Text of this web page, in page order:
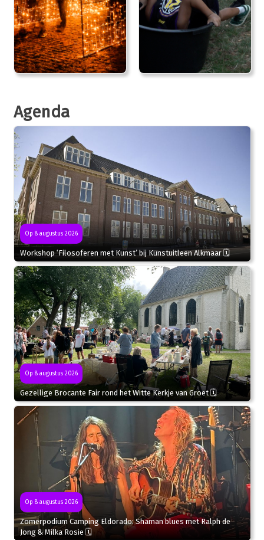
Agenda
Op 8 augustus 2026
Workshop ‘Filosoferen met Kunst’ bij Kunstuitleen Alkmaar 🗓
Op 8 augustus 2026
Gezellige Brocante Fair rond het Witte Kerkje van Groet 🗓
Op 8 augustus 2026
Zomerpodium Camping Eldorado: Shaman blues met Ralph de
Jong & Milka Rosie 🗓